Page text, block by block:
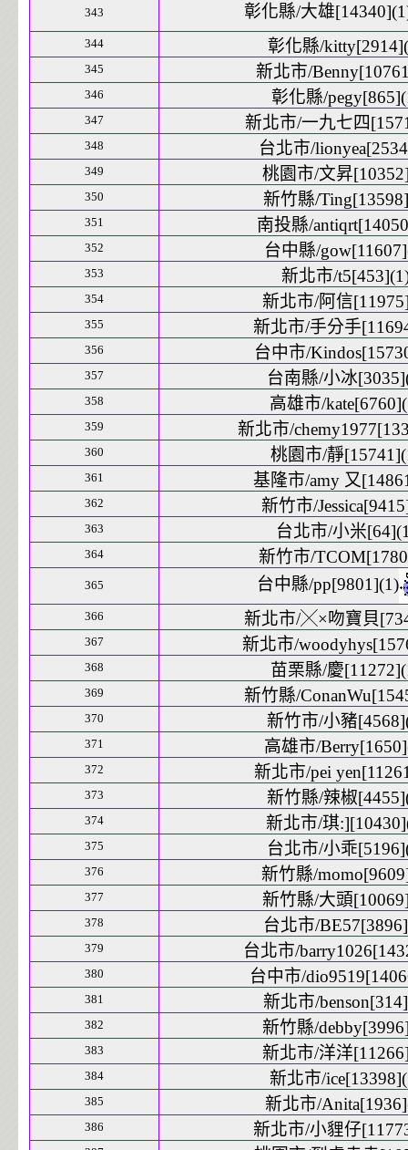
343 彰化縣/大雄
344 彰化縣/
345 新北市/
346 彰化縣/
347 新北市/一九七四
348 台北市/
349 桃園市/文昇
350 新竹縣/
351 南投縣/
352 台中縣/
353 新北市/
354 新北市/阿信
355 新北市/手分手
356 台中市/
357 台南縣/小冰
358 高雄市/
359 新北市/
360 桃園市/靜
361 基隆市/amy 又
362 新竹市/
363 台北市/小米
364 新竹市/
365 台中縣/pp[9801](1)
366 新北市/╳×吻寶貝
367 新北市/
368 苗栗縣/慶
369 新竹縣/
370 新竹市/小豬
371 高雄市/
372 新北市/pei
373 新竹縣/辣椒
374 新北市/琪
375 台北市/小乖
376 新竹縣/
377 新竹縣/大頭
378 台北市/
379 台北市/
380 台中市/
381 新北市/
382 新竹縣/
383 新北市/洋洋
384 新北市/
385 新北市/
386 新北市/小貍仔